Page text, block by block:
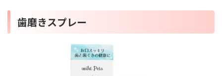
歯磨きスプレー